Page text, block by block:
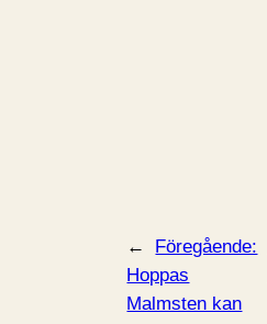
←
Föregående:
Hoppas
Malmsten kan